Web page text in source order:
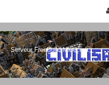
Serveur FreeBuild Minecraft